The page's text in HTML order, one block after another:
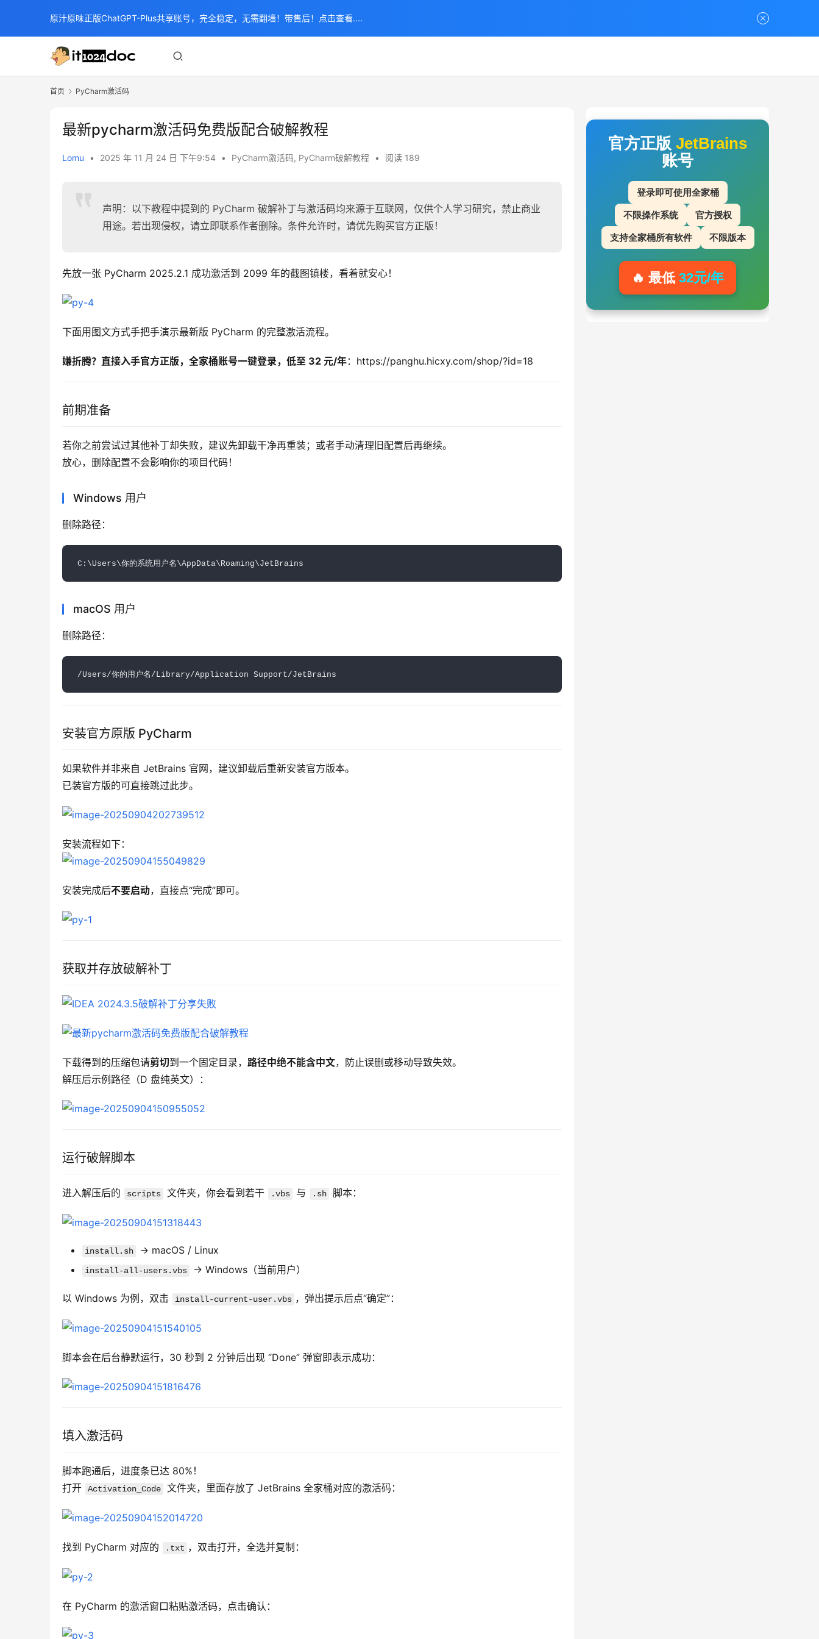
首页 PyCharm激活码
最新pycharm激活码免费版配合破解教程
Lomu • 2025 年 11 月 24 日 下午9:54 • PyCharm激活码, PyCharm破解教程 • 阅读 189
声明：以下教程中提到的 PyCharm 破解补丁与激活码均来源于互联网，仅供个人学习研究，禁止商业
用途。若出现侵权，请立即联系作者删除。条件允许时，请优先购买官方正版！
先放一张 PyCharm 2025.2.1 成功激活到 2099 年的截图镇楼，看着就安心！
下面用图文方式手把手演示最新版 PyCharm 的完整激活流程。
嫌折腾？直接入手官方正版，全家桶账号一键登录，低至 32 元/年：https://panghu.hicxy.com/shop/?id=18
前期准备
若你之前尝试过其他补丁却失败，建议先卸载干净再重装；或者手动清理旧配置后再继续。
放心，删除配置不会影响你的项目代码！
Windows 用户
删除路径：
macOS 用户
删除路径：
安装官方原版 PyCharm
如果软件并非来自 JetBrains 官网，建议卸载后重新安装官方版本。
已装官方版的可直接跳过此步。
安装流程如下：
安装完成后不要启动，直接点“完成”即可。
获取并存放破解补丁
下载得到的压缩包请剪切到一个固定目录， 路径中绝不能含中文，防止误删或移动导致失效。
解压后示例路径（D 盘纯英文）：
运行破解脚本
进入解压后的 scripts 文件夹，你会看到若干 .vbs 与 .sh 脚本：
install.sh → macOS / Linux
install-all-users.vbs → Windows（当前用户）
以 Windows 为例，双击 install-current-user.vbs ，弹出提示后点“确定”：
脚本会在后台静默运行，30 秒到 2 分钟后出现 “Done” 弹窗即表示成功：
填入激活码
脚本跑通后，进度条已达 80%！
打开
Activation_Code 文件夹，里面存放了 JetBrains 全家桶对应的激活码：
找到 PyCharm 对应的 .txt ，双击打开，全选并复制：
在 PyCharm 的激活窗口粘贴激活码，点击确认：
官方正版 JetBrains
账号
登录即可使用全家桶
不限操作系统 官方授权
支持全家桶所有软件 不限版本
🔥 最低 32元/年
原汁原味正版ChatGPT-Plus共享账号，完全稳定，无需翻墙！带售后！点击查看....